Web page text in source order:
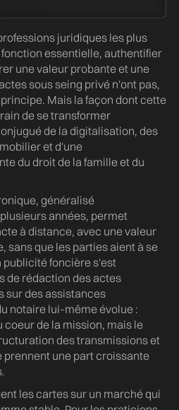
juridiques les plus
essentielle, authentifier
une valeur probante et une
sous seing privé n'ont pas,
Mais la façon dont cette
de se transformer
de la digitalisation, des
et d'une
du droit de la famille et du
généralisé
années, permet
à distance, avec une valeur
sans que les parties aient à se
publicité foncière s'est
de rédaction des actes
sur des assistances
notaire lui-même évolue :
de la mission, mais le
des transmissions et
une part croissante
les cartes sur un marché qui